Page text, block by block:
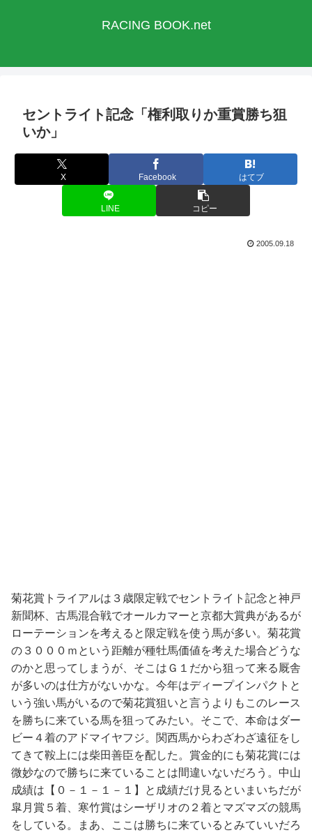
RACING BOOK.net
セントライト記念「権利取りか重賞勝ち狙
いか」
X Facebook はてブ
LINE コピー
2005.09.18
菊花賞トライアルは３歳限定戦でセントライト記念と神戸
新聞杯、古馬混合戦でオールカマーと京都大賞典があるが
ローテーションを考えると限定戦を使う馬が多い。菊花賞
の３０００ｍという距離が種牡馬価値を考えた場合どうな
のかと思ってしまうが、そこはＧ１だから狙って来る厩舎
が多いのは仕方がないかな。今年はディープインパクトと
いう強い馬がいるので菊花賞狙いと言うよりもこのレース
を勝ちに来ている馬を狙ってみたい。そこで、本命はダー
ビー４着のアドマイヤフジ。関西馬からわざわざ遠征をし
てきて鞍上には柴田善臣を配した。賞金的にも菊花賞には
微妙なので勝ちに来ていることは間違いないだろう。中山
成績は【０－１－１－１】と成績だけ見るといまいちだが
皐月賞５着、寒竹賞はシーザリオの２着とマズマズの競馬
をしている。まあ、ここは勝ちに来ているとみていいだろ